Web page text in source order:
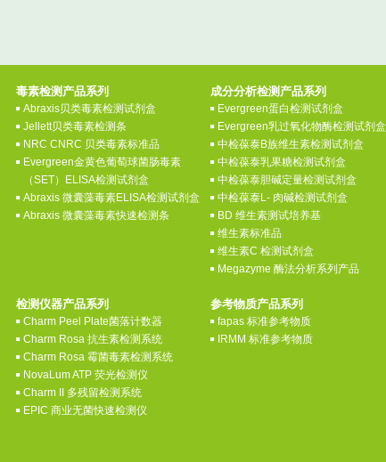
毒素检测产品系列
Abraxis贝类毒素检测试剂盒
Jellett贝类毒素检测条
NRC CNRC 贝类毒素标准品
Evergreen金黄色葡萄球菌肠毒素
（SET）ELISA检测试剂盒
Abraxis 微囊藻毒素ELISA检测试剂盒
Abraxis 微囊藻毒素快速检测条
成分分析检测产品系列
Evergreen蛋白检测试剂盒
Evergreen乳过氧化物酶检测试剂盒
中检葆泰B族维生素检测试剂盒
中检葆泰乳果糖检测试剂盒
中检葆泰胆碱定量检测试剂盒
中检葆泰L- 肉碱检测试剂盒
BD 维生素测试培养基
维生素标准品
维生素C 检测试剂盒
Megazyme 酶法分析系列产品
检测仪器产品系列
Charm Peel Plate菌落计数器
Charm Rosa 抗生素检测系统
Charm Rosa 霉菌毒素检测系统
NovaLum ATP 荧光检测仪
Charm II 多残留检测系统
EPIC 商业无菌快速检测仪
参考物质产品系列
fapas 标准参考物质
IRMM 标准参考物质